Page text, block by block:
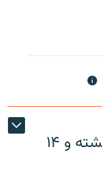
تیراندازی در تورنتو یک نفر کشته و ۱۴